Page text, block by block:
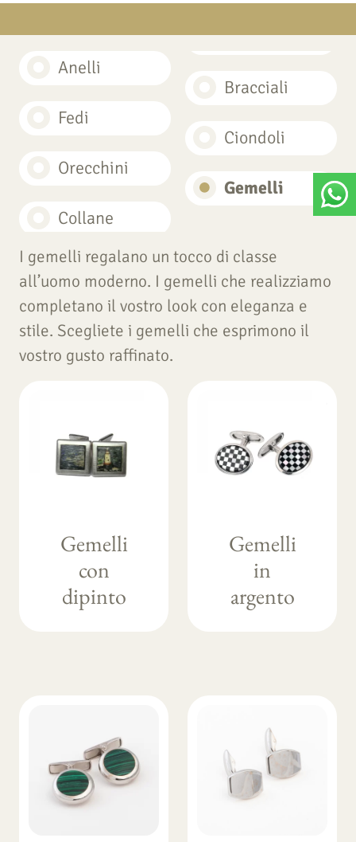
Anelli
Fedi
Orecchini
Collane
Bracciali
Ciondoli
Gemelli
I gemelli regalano un tocco di classe
all’uomo moderno. I gemelli che realizziamo
completano il vostro look con eleganza e
stile. Scegliete i gemelli che esprimono il
vostro gusto raffinato.
Gemelli
con
dipinto
Gemelli
in
argento